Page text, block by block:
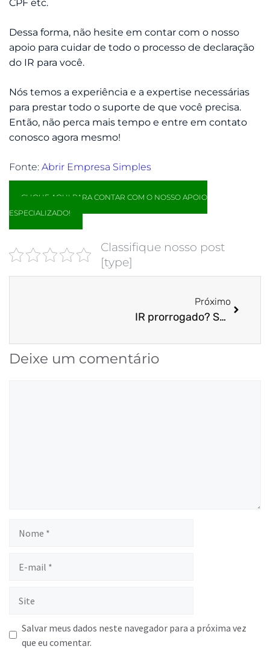
CPF etc.
Dessa forma, não hesite em contar com o nosso
apoio para cuidar de todo o processo de declaração
do IR para você.
Nós temos a experiência e a expertise necessárias
para prestar todo o suporte de que você precisa.
Então, não perca mais tempo e entre em contato
conosco agora mesmo!
Fonte: Abrir Empresa Simples
CLIQUE AQUI PARA CONTAR COM O NOSSO APOIO
ESPECIALIZADO!
Classifique nosso post
[type]
Próximo
IR prorrogado? Saiba mais!
Deixe um comentário
Salvar meus dados neste navegador para a próxima vez
que eu comentar.